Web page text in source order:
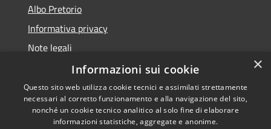
Albo Pretorio
Informativa privacy
Note legali
Dichiarazione di accessibilità
×
Informazioni sui cookie
Questo sito web utilizza cookie tecnici e assimilati strettamente
necessari al corretto funzionamento e alla navigazione del sito,
nonché un cookie tecnico analitico al solo fine di elaborare
informazioni statistiche, aggregate e anonime.